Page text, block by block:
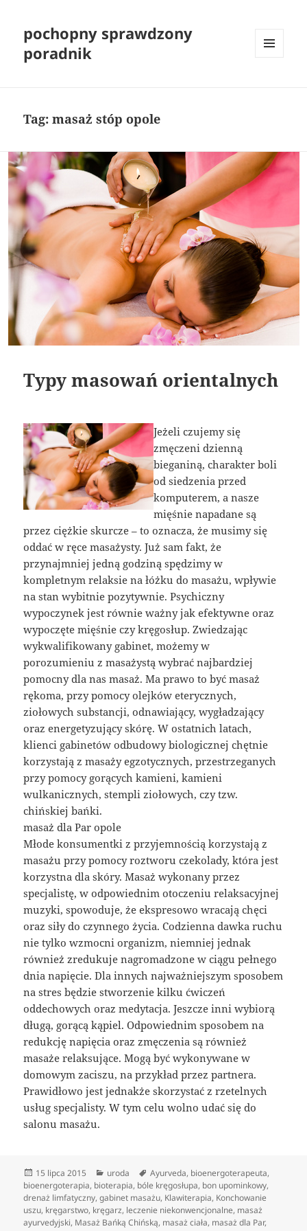
pochopny sprawdzony
poradnik
Tag:masaż stóp opole
Typy masowań orientalnych
Jeżeli czujemy się
zmęczeni dzienną
bieganiną, charakter boli
od siedzenia przed
komputerem, a nasze
mięśnie napadane są
przez ciężkie skurcze – to oznacza, że musimy się
oddać w ręce masażysty. Już sam fakt, że
przynajmniej jedną godziną spędzimy w
kompletnym relaksie na łóżku do masażu, wpływie
na stan wybitnie pozytywnie. Psychiczny
wypoczynek jest równie ważny jak efektywne oraz
wypoczęte mięśnie czy kręgosłup. Zwiedzając
wykwalifikowany gabinet, możemy w
porozumieniu z masażystą wybrać najbardziej
pomocny dla nas masaż. Ma prawo to być masaż
rękoma, przy pomocy olejków eterycznych,
ziołowych substancji, odnawiający, wygładzający
oraz energetyzujący skórę. W ostatnich latach,
klienci gabinetów odbudowy biologicznej chętnie
korzystają z masaży egzotycznych, przestrzeganych
przy pomocy gorących kamieni, kamieni
wulkanicznych, stempli ziołowych, czy tzw.
chińskiej bańki.
masaż dla Par opole
Młode konsumentki z przyjemnością korzystają z
masażu przy pomocy roztworu czekolady, która jest
korzystna dla skóry. Masaż wykonany przez
specjalistę, w odpowiednim otoczeniu relaksacyjnej
muzyki, spowoduje, że ekspresowo wracają chęci
oraz siły do czynnego życia. Codzienna dawka ruchu
nie tylko wzmocni organizm, niemniej jednak
również zredukuje nagromadzone w ciągu pełnego
dnia napięcie. Dla innych najważniejszym sposobem
na stres będzie stworzenie kilku ćwiczeń
oddechowych oraz medytacja. Jeszcze inni wybiorą
długą, gorącą kąpiel. Odpowiednim sposobem na
redukcję napięcia oraz zmęczenia są również
masaże relaksujące. Mogą być wykonywane w
domowym zaciszu, na przykład przez partnera.
Prawidłowo jest jednakże skorzystać z rzetelnych
usług specjalisty. W tym celu wolno udać się do
salonu masażu.
Data
publikacji
15 lipca 2015 Kategorie
uroda Tagi
Ayurveda, bioenergoterapeuta,
bioenergoterapia, bioterapia, bóle kręgosłupa, bon upominkowy,
drenaż limfatyczny,gabinet masażu, Klawiterapia, Konchowanie
uszu, kręgarstwo, kręgarz, leczenie niekonwencjonalne, masaż
ayurvedyjski, Masaż Bańką Chińską, masaż ciała, masaż dla Par,